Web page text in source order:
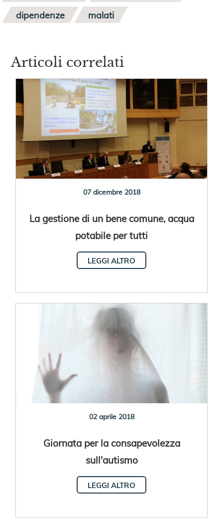
dipendenze
malati
Articoli correlati
07 dicembre 2018
La gestione di un bene comune, acqua
potabile per tutti
LEGGI ALTRO
02 aprile 2018
Giornata per la consapevolezza
sull'autismo
LEGGI ALTRO